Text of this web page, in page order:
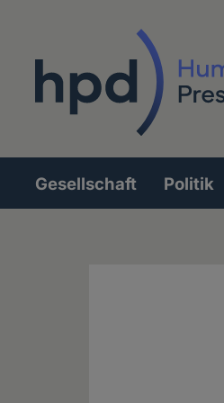
Hauptnavigation
Gesellschaft Politik